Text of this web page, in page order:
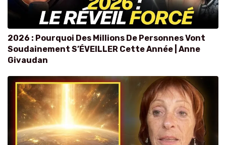
2026 : Pourquoi Des Millions De Personnes Vont
Soudainement S’ÉVEILLER Cette Année | Anne
Givaudan